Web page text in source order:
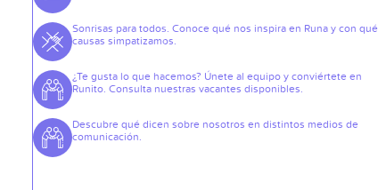
Sonrisas para todos. Conoce qué nos inspira en Runa y con qué
causas simpatizamos.
¿Te gusta lo que hacemos? Únete al equipo y conviértete en
Runito. Consulta nuestras vacantes disponibles.
Descubre qué dicen sobre nosotros en distintos medios de
comunicación.